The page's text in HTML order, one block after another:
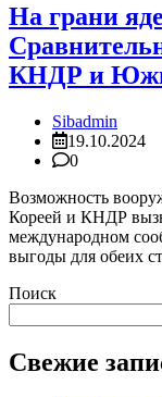
На грани
КНДР и
Sibadmin
19.10.2024
0
Возможность
Кореей и КНДР
международном
выгоды для обеих
Поиск
Свежие